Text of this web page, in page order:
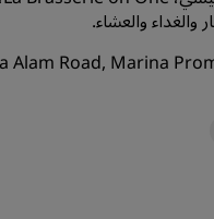
والغداء والعشاء.